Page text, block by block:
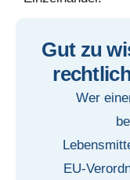
Gut zu
Wer
EU-